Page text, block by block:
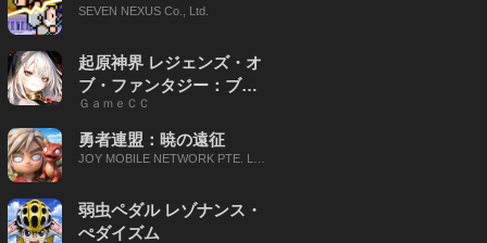
SEVEN NEXUS Co., Ltd.
起原神界 レジェンズ・オ
ブ・ファンタジー：ブレ
イブ X
ＧａｍｅＣＣ
勇者連盟：暁の遠征
JOY MOBILE NETWORK PTE. LT
弱虫ペダル レゾナンス・
ぺダイズム